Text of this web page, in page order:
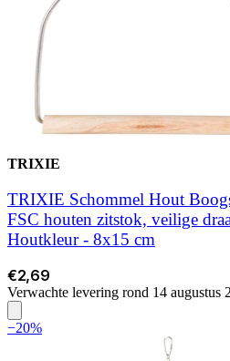
TRIXIE
TRIXIE Schommel Hout
FSC houten zitstok, veilige
Houtkleur - 8x15 cm
€2,69
Verwachte levering rond 14 augustus
−20%